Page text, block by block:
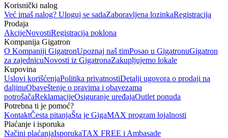
Korisnički nalog
Već imaš nalog? Uloguj se sadaZaboravljena lozinkaRegistracija
Prodaja
AkcijeNovostiRegistracija poklona
Kompanija Gigatron
O Kompaniji GigatronUpoznaj naš timPosao u GigatronuGigatron
za zajednicuNovosti iz GigatronaZakupljujemo lokale
Kupovina
Uslovi korišćenjaPolitika privatnostiDetalji ugovora o prodaji na
daljinuObaveštenje o pravima i obavezama
potrošačaReklamacijeOsiguranje uređajaOutlet ponuda
Potrebna ti je pomoć?
KontaktČesta pitanjaŠta je GigaMAX program lojalnosti
Plaćanje i isporuka
Načini plaćanjaIsporukaTAX FREE i Ambasade